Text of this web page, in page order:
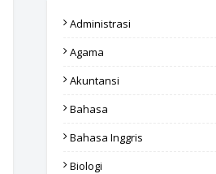
Administrasi
Agama
Akuntansi
Bahasa
Bahasa Inggris
Biologi